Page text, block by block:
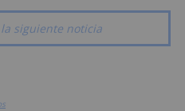
siguiente noticia